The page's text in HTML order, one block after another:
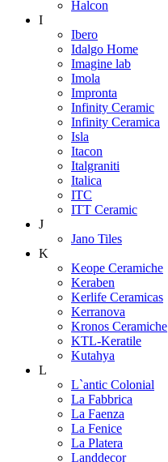
Halcon
I
Ibero
Idalgo Home
Imagine lab
Imola
Impronta
Infinity Ceramic
Infinity Ceramica
Isla
Itacon
Italgraniti
Italica
ITC
ITT Ceramic
J
Jano Tiles
K
Keope Ceramiche
Keraben
Kerlife Ceramicas
Kerranova
Kronos Ceramiche
KTL-Keratile
Kutahya
L
L`antic Colonial
La Fabbrica
La Faenza
La Fenice
La Platera
Landdecor